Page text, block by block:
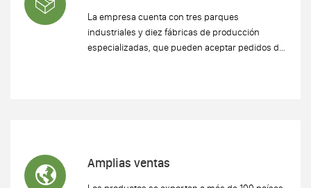
La empresa cuenta con tres parques
industriales y diez fábricas de producción
especializadas, que pueden aceptar pedidos de
Amplias ventas